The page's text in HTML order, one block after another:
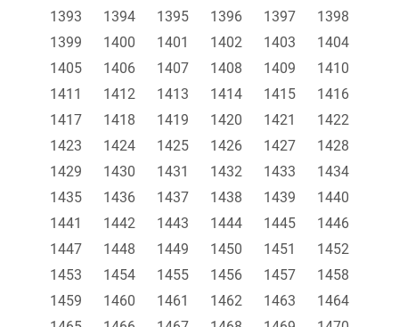
1393
1394 1395 1396 1397
1398
1399
1400 1401 1402 1403
1404
1405
1406 1407 1408 1409
1410
1411
1412 1413 1414 1415
1416
1417
1418 1419 1420 1421
1422
1423
1424 1425 1426 1427
1428
1429
1430 1431 1432 1433
1434
1435
1436 1437 1438 1439
1440
1441
1442 1443 1444 1445
1446
1447
1448 1449 1450 1451
1452
1453
1454 1455 1456 1457
1458
1459
1460 1461 1462 1463
1464